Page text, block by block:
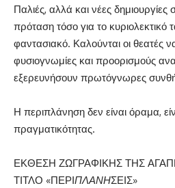
Παλιές, αλλά και νέες δημιουργίες
πρόταση τόσο για το κυριολεκτικό
φαντασιακό. Καλούνται οι θεατές
φυσιογνωμίες και προορισμούς
εξερευνήσουν πρωτόγνωρες
Η περιπλάνηση δεν είναι όραμα,
πραγματικότητας.
ΕΚΘΕΣΗ ΖΩΓΡΑΦΙΚΗΣ ΤΗΣ
ΤΙΤΛΟ «ΠΕΡΙΠΛΑΝΗΣΕΙΣ»